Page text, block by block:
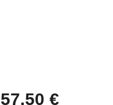
Regulärer Preis:
57,50 €